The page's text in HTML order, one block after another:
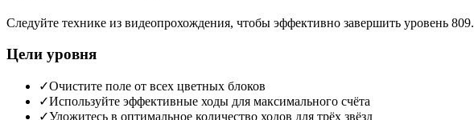
Следуйте технике из видеопрохождения, чтобы эффективно завершить уровень 809.
Цели уровня
✓Очистите поле от всех цветных блоков
✓Используйте эффективные ходы для максимального счёта
✓Уложитесь в оптимальное количество ходов для трёх звёзд